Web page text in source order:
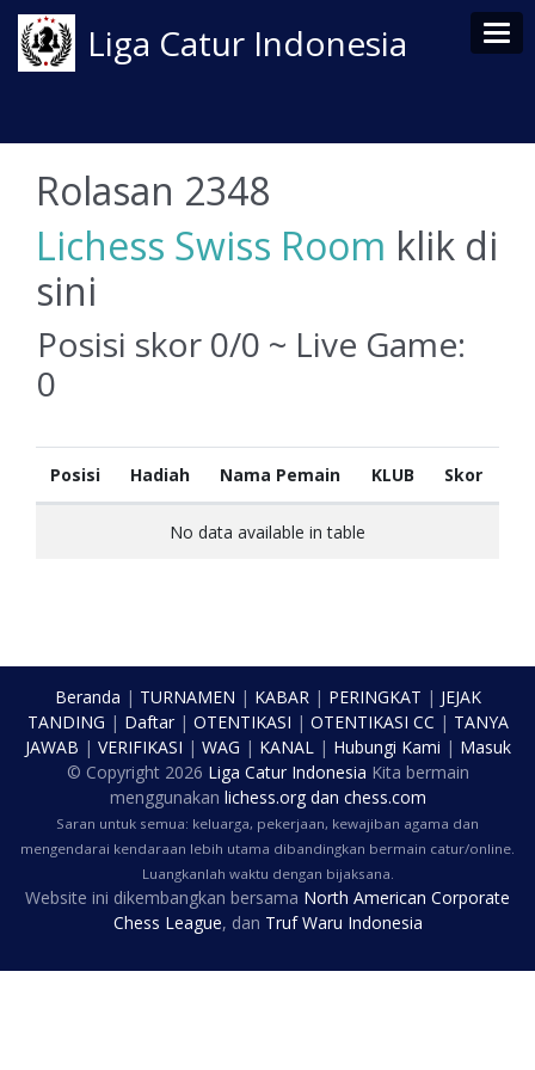
Liga Catur Indonesia
Rolasan 2348
Lichess Swiss Room klik di
sini
Posisi skor 0/0 ~ Live Game:
0
Posisi Hadiah Nama Pemain KLUB Skor
No data available in table
Beranda | TURNAMEN | KABAR| PERINGKAT | JEJAK
TANDING | Daftar| OTENTIKASI | OTENTIKASI CC | TANYA
JAWAB | VERIFIKASI | WAG | KANAL| Hubungi Kami | Masuk
© Copyright 2026 Liga Catur Indonesia Kita bermain
menggunakan lichess.orgdan chess.com
Saran untuk semua: keluarga, pekerjaan, kewajiban agama dan
mengendarai kendaraan lebih utama dibandingkan bermain catur/online.
Luangkanlah waktu dengan bijaksana.
Website ini dikembangkan bersama North American Corporate
Chess League, dan Truf Waru Indonesia